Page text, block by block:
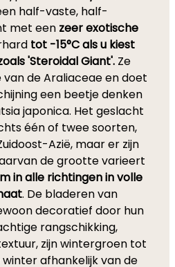
half-vaste, half-
met een zeer exotische
tot -15°C als u kiest
'Steroidal Giant'. Ze
de Araliaceae en doet
een beetje denken
japonica. Het geslacht
één of twee soorten,
Azië, maar er zijn
de grootte varieert
in alle richtingen in volle
. De bladeren van
decoratief door hun
rangschikking,
zijn wintergroen tot
afhankelijk van de